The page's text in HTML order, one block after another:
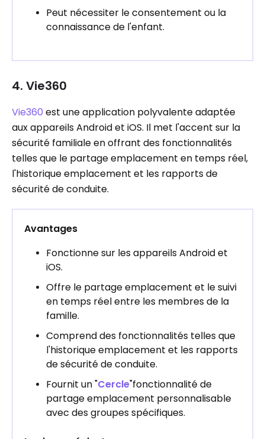
Peut nécessiter le consentement ou la
connaissance de l'enfant.
4. Vie360
Vie360 est une application polyvalente adaptée
aux appareils Android et iOS. Il met l'accent sur la
sécurité familiale en offrant des fonctionnalités
telles que le partage emplacement en temps réel,
l'historique emplacement et les rapports de
sécurité de conduite.
Avantages
Fonctionne sur les appareils Android et
iOS.
Offre le partage emplacement et le suivi
en temps réel entre les membres de la
famille.
Comprend des fonctionnalités telles que
l'historique emplacement et les rapports
de sécurité de conduite.
Fournit un "Cercle"fonctionnalité de
partage emplacement personnalisable
avec des groupes spécifiques.